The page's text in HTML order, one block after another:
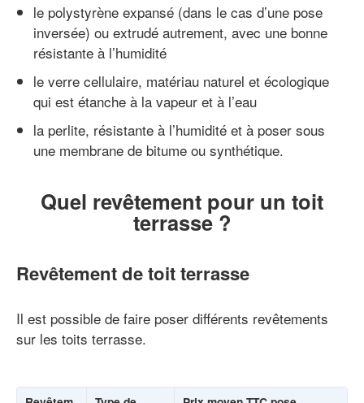
le polystyrène expansé (dans le cas d’une pose
inversée) ou extrudé autrement, avec une bonne
résistante à l’humidité
le verre cellulaire, matériau naturel et écologique
qui est étanche à la vapeur et à l’eau
la perlite, résistante à l’humidité et à poser sous
une membrane de bitume ou synthétique.
Quel revêtement pour un toit
terrasse ?
Revêtement de toit terrasse
Il est possible de faire poser différents revêtements
sur les toits terrasse.